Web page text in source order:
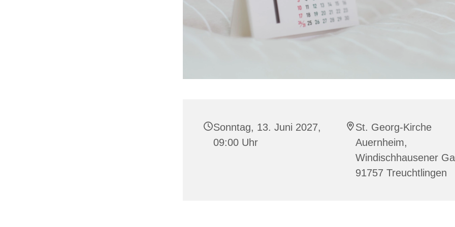
Sonntag, 13. Juni 2027,
09:00 Uhr
St. Georg-Kirche
Auernheim,
Windischhausener
91757 Treuchtlingen